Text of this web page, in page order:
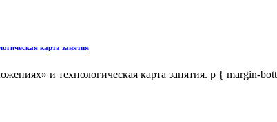
карта занятия
и технологическая карта занятия. p { margin-